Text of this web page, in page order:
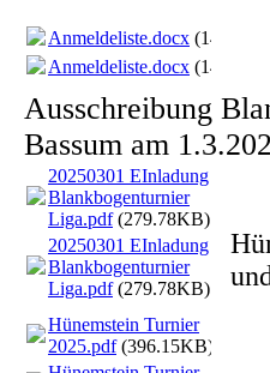
Anmeldeliste.docx (14.39KB)
Anmeldeliste.docx (14.39KB)
Ausschreibung
Bassum am
20250301 EInladung
Blankbogenturnier
Liga.pdf(279.78KB)
20250301 EInladung
Blankbogenturnier
Liga.pdf(279.78KB)
Hünemstein Turnier
2025.pdf(396.15KB)